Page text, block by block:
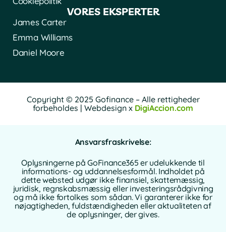
VORES EKSPERTER
James Carter
Emma Williams
Daniel Moore
Copyright © 2025 Gofinance – Alle rettigheder
forbeholdes | Webdesign x DigiAccion.com
Ansvarsfraskrivelse:
Oplysningerne på GoFinance365 er udelukkende til
informations- og uddannelsesformål. Indholdet på
dette websted udgør ikke finansiel, skattemæssig,
juridisk, regnskabsmæssig eller investeringsrådgivning
og må ikke fortolkes som sådan. Vi garanterer ikke for
nøjagtigheden, fuldstændigheden eller aktualiteten af
de oplysninger, der gives.